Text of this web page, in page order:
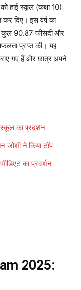
हाई स्कूल (कक्षा 10)
कर दिए। इस वर्ष का
कुल 90.87 फीसदी और
प्राप्त की। यह
गए हैं और छात्र अपने
का प्रदर्शन
ने किया टॉप
का प्रदर्शन
2025: